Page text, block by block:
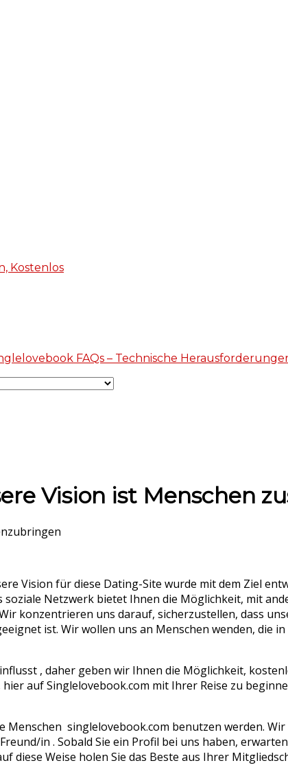
Kostenlos
FAQs – Technische
Vision ist Menschen
Vision für diese Dating-Site wurde mit dem Ziel
Netzwerk bietet Ihnen die Möglichkeit, mit
konzentrieren uns darauf, sicherzustellen, dass
ist. Wir wollen uns an Menschen wenden, die
, daher geben wir Ihnen die Möglichkeit,
auf Singlelovebook.com mit Ihrer Reise zu
singlelovebook.com benutzen werden.
in . Sobald Sie ein Profil bei uns haben,
diese Weise holen Sie das Beste aus Ihrer